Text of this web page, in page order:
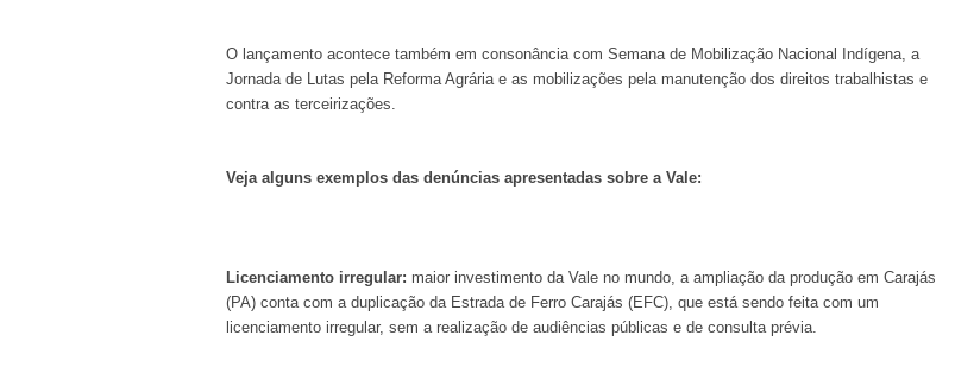
O lançamento acontece também em consonância com Semana de Mobilização Nacional Indígena, a
Jornada de Lutas pela Reforma Agrária e as mobilizações pela manutenção dos direitos trabalhistas e
contra as terceirizações.
Veja alguns exemplos das denúncias apresentadas sobre a Vale:
Licenciamento irregular: maior investimento da Vale no mundo, a ampliação da produção em Carajás
(PA) conta com a duplicação da Estrada de Ferro Carajás (EFC), que está sendo feita com um
licenciamento irregular, sem a realização de audiências públicas e de consulta prévia.